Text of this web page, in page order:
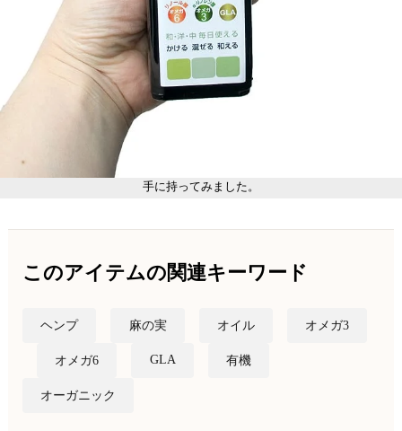
手に持ってみました。
このアイテムの関連キーワード
ヘンプ 麻の実 オイル オメガ3
オメガ6 GLA 有機
オーガニック